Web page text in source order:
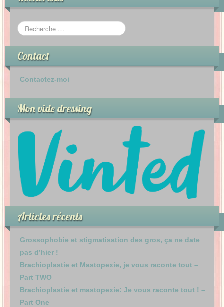
Contact
Contactez-moi
Mon vide dressing
Articles récents
Grossophobie et stigmatisation des gros, ça ne date
pas d’hier !
Brachioplastie et Mastopexie, je vous raconte tout –
Part TWO
Brachioplastie et mastopexie: Je vous raconte tout ! –
Part One